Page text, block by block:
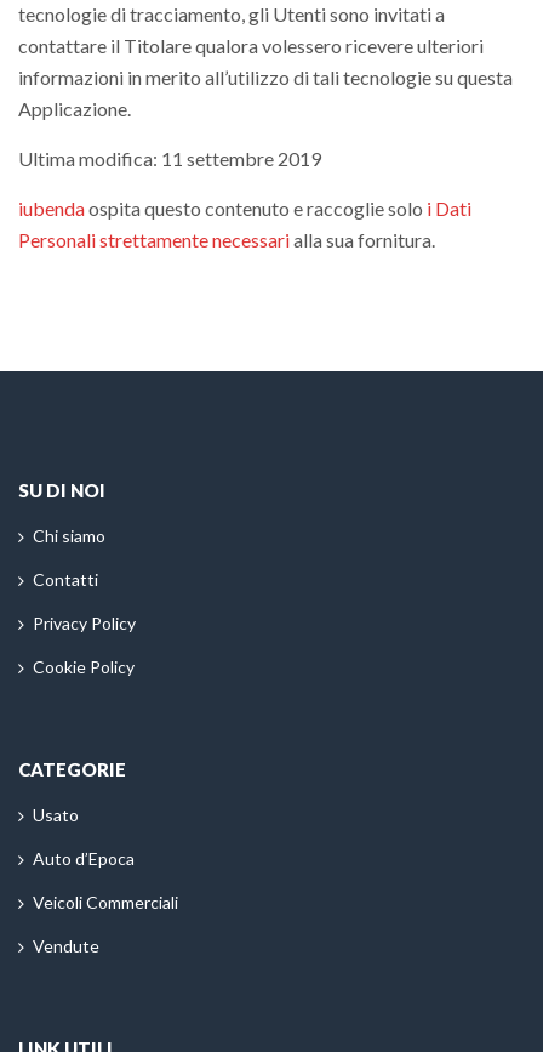
tecnologie di tracciamento, gli Utenti sono invitati a
contattare il Titolare qualora volessero ricevere ulteriori
informazioni in merito all’utilizzo di tali tecnologie su questa
Applicazione.
Ultima modifica: 11 settembre 2019
iubendaospita questo contenuto e raccoglie solo i Dati
Personali strettamente necessarialla sua fornitura.
SU DI NOI
Chi siamo
Contatti
Privacy Policy
Cookie Policy
CATEGORIE
Usato
Auto d’Epoca
Veicoli Commerciali
Vendute